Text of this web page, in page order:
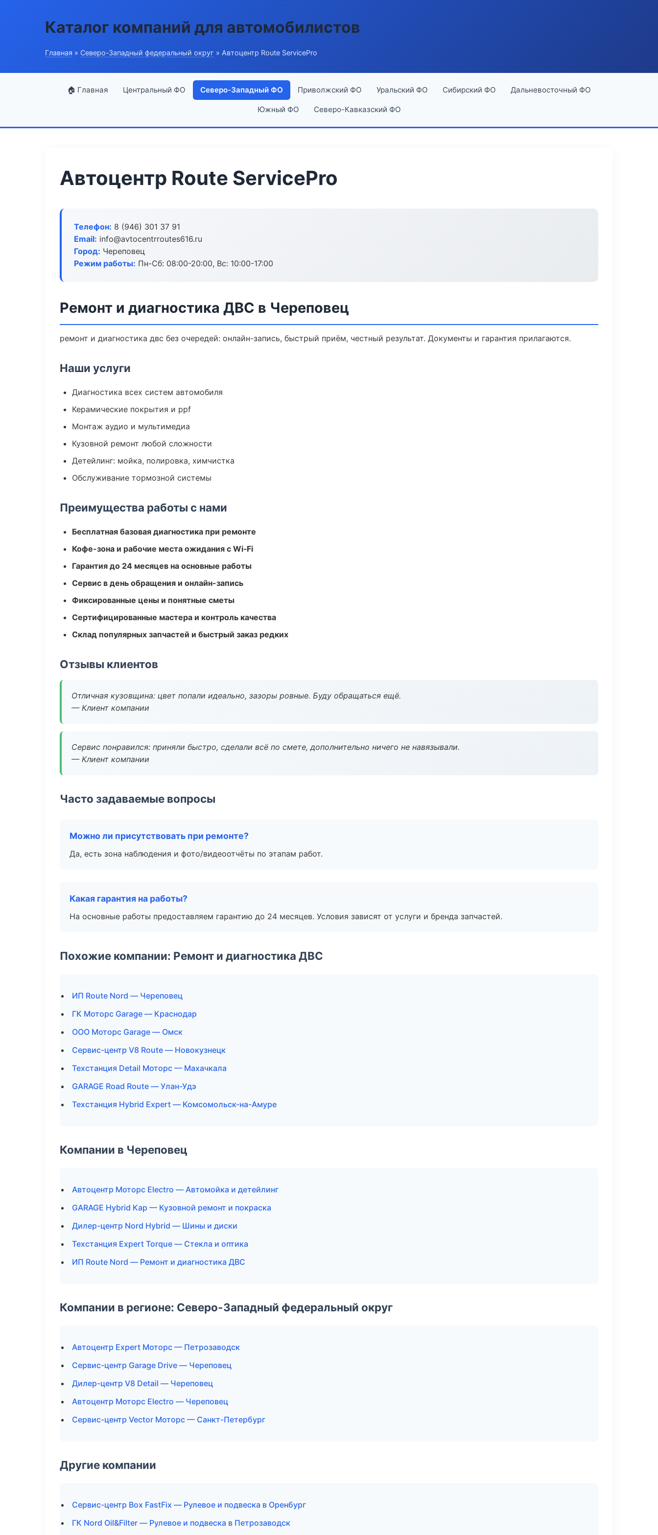
Каталог компаний для автомобилистов
Главная » Северо-Западный федеральный округ » Автоцентр Route ServicePro
🏠 Главная Центральный ФО Северо-Западный ФО Приволжский ФО Уральский ФО Сибирский ФО Дальневосточный ФО
Южный ФО Северо-Кавказский ФО
Автоцентр Route ServicePro
Телефон: 8 (946) 301 37 91
Email: info@avtocentrroutes616.ru
Город: Череповец
Режим работы: Пн-Сб: 08:00-20:00, Вс: 10:00-17:00
Ремонт и диагностика ДВС в Череповец
ремонт и диагностика двс без очередей: онлайн-запись, быстрый приём, честный результат. Документы и гарантия прилагаются.
Наши услуги
Диагностика всех систем автомобиля
Керамические покрытия и ppf
Монтаж аудио и мультимедиа
Кузовной ремонт любой сложности
Детейлинг: мойка, полировка, химчистка
Обслуживание тормозной системы
Преимущества работы с нами
Бесплатная базовая диагностика при ремонте
Кофе-зона и рабочие места ожидания с Wi‑Fi
Гарантия до 24 месяцев на основные работы
Сервис в день обращения и онлайн-запись
Фиксированные цены и понятные сметы
Сертифицированные мастера и контроль качества
Склад популярных запчастей и быстрый заказ редких
Отзывы клиентов
Отличная кузовщина: цвет попали идеально, зазоры ровные. Буду обращаться ещё.
— Клиент компании
Сервис понравился: приняли быстро, сделали всё по смете, дополнительно ничего не навязывали.
— Клиент компании
Часто задаваемые вопросы
Можно ли присутствовать при ремонте?
Да, есть зона наблюдения и фото/видеоотчёты по этапам работ.
Какая гарантия на работы?
На основные работы предоставляем гарантию до 24 месяцев. Условия зависят от услуги и бренда запчастей.
Похожие компании: Ремонт и диагностика ДВС
ИП Route Nord — Череповец
ГК Моторс Garage — Краснодар
ООО Моторс Garage — Омск
Сервис-центр V8 Route — Новокузнецк
Техстанция Detail Моторс — Махачкала
GARAGE Road Route — Улан-Удэ
Техстанция Hybrid Expert — Комсомольск-на-Амуре
Компании в Череповец
Автоцентр Моторс Electro — Автомойка и детейлинг
GARAGE Hybrid Кар — Кузовной ремонт и покраска
Дилер-центр Nord Hybrid — Шины и диски
Техстанция Expert Torque — Стекла и оптика
ИП Route Nord — Ремонт и диагностика ДВС
Компании в регионе: Северо-Западный федеральный округ
Автоцентр Expert Моторс — Петрозаводск
Сервис-центр Garage Drive — Череповец
Дилер-центр V8 Detail — Череповец
Автоцентр Моторс Electro — Череповец
Сервис-центр Vector Моторс — Санкт-Петербург
Другие компании
Сервис-центр Box FastFix — Рулевое и подвеска в Оренбург
ГК Nord Oil&Filter — Рулевое и подвеска в Петрозаводск